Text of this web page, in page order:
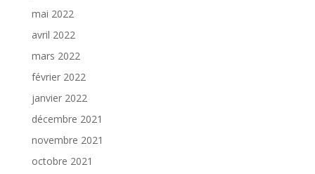
mai 2022
avril 2022
mars 2022
février 2022
janvier 2022
décembre 2021
novembre 2021
octobre 2021